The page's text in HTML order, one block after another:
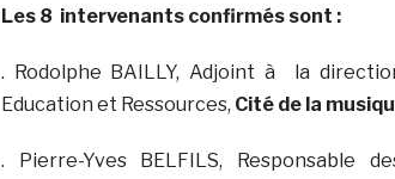
Les 8 intervenants confirmés sont :
. Rodolphe BAILLY, Adjoint à la
Education et Ressources, Cité de la
. Pierre-Yves BELFILS, Responsable